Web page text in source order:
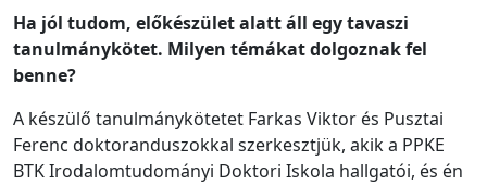
Ha jól tudom, előkészület alatt áll egy tavaszi
tanulmánykötet. Milyen témákat dolgoznak fel
benne?
A készülő tanulmánykötetet Farkas Viktor és Pusztai
Ferenc doktoranduszokkal szerkesztjük, akik a PPKE
BTK Irodalomtudományi Doktori Iskola hallgatói, és én